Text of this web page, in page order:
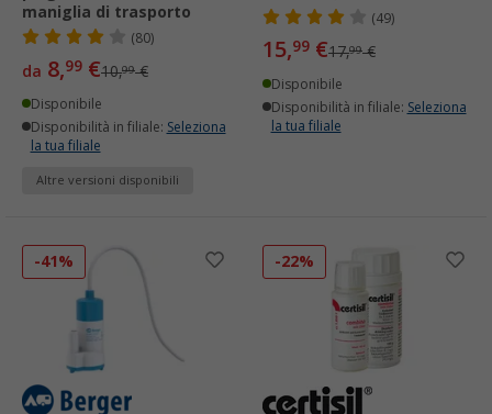
maniglia di trasporto
(80)
da 8,99 €10,99€
Disponibile
Disponibilità in filiale: Seleziona
la tua filiale
Altre versioni disponibili
(49)
15,99 €17,99€
Disponibile
Disponibilità in filiale: Seleziona
la tua filiale
-41% -22%